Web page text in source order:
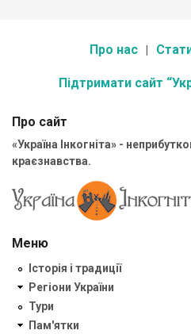
Про нас
Підтримати сайт
Про сайт
«Україна Інкогніта» -
краєзнавства.
Меню
Історія і традиції
Регіони України
Тури
Пам'ятки